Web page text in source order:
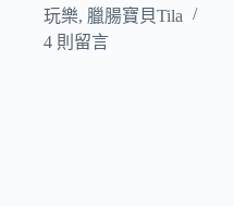
玩樂, 臘腸寶貝Tila
4 則留言